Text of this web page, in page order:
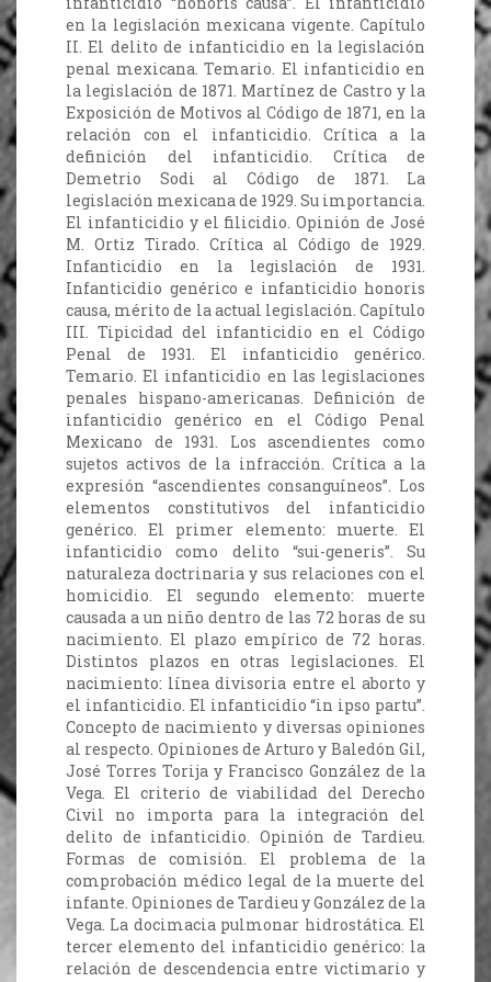
en la legislación mexicana vigente. Capítulo
II. El delito de infanticidio en la legislación
penal mexicana. Temario. El infanticidio en
la legislación de 1871. Martínez de Castro y la
Exposición de Motivos al Código de 1871, en la
relación con el infanticidio. Crítica a la
definición del infanticidio. Crítica de
Demetrio Sodi al Código de 1871. La
legislación mexicana de 1929. Su importancia.
El infanticidio y el filicidio. Opinión de José
M. Ortiz Tirado. Crítica al Código de 1929.
Infanticidio en la legislación de 1931.
Infanticidio genérico e infanticidio honoris
causa, mérito de la actual legislación. Capítulo
III. Tipicidad del infanticidio en el Código
Penal de 1931. El infanticidio genérico.
Temario. El infanticidio en las legislaciones
penales hispano-americanas. Definición de
infanticidio genérico en el Código Penal
Mexicano de 1931. Los ascendientes como
sujetos activos de la infracción. Crítica a la
expresión “ascendientes consanguíneos”. Los
elementos constitutivos del infanticidio
genérico. El primer elemento: muerte. El
infanticidio como delito “sui-generis”. Su
naturaleza doctrinaria y sus relaciones con el
homicidio. El segundo elemento: muerte
causada a un niño dentro de las 72 horas de su
nacimiento. El plazo empírico de 72 horas.
Distintos plazos en otras legislaciones. El
nacimiento: línea divisoria entre el aborto y
el infanticidio. El infanticidio “in ipso partu”.
Concepto de nacimiento y diversas opiniones
al respecto. Opiniones de Arturo y Baledón Gil,
José Torres Torija y Francisco González de la
Vega. El criterio de viabilidad del Derecho
Civil no importa para la integración del
delito de infanticidio. Opinión de Tardieu.
Formas de comisión. El problema de la
comprobación médico legal de la muerte del
infante. Opiniones de Tardieu y González de la
Vega. La docimacia pulmonar hidrostática. El
tercer elemento del infanticidio genérico: la
relación de descendencia entre victimario y